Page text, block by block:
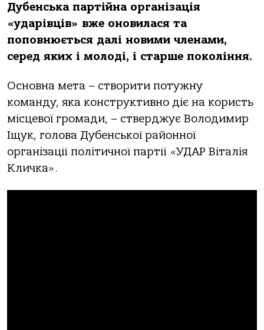
Дубенська партійна організація
«ударівців» вже оновилася та
поповнюється далі новими членами,
серед яких і молоді, і старше покоління.
Основна мета – створити потужну
команду, яка конструктивно діє на користь
місцевої громади, – стверджує Володимир
Іщук, голова Дубенської районної
організації політичної партії «УДАР Віталія
Кличка».